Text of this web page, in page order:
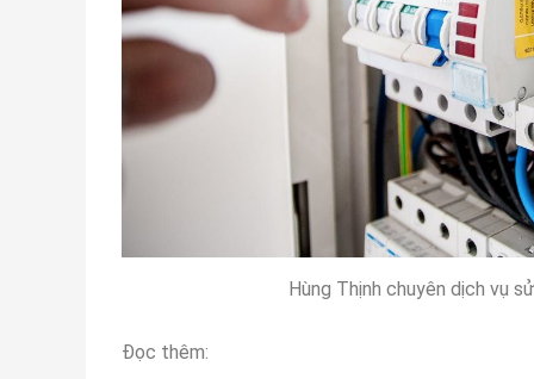
Hùng Thịnh chuyên dịch vụ
Đọc thêm: